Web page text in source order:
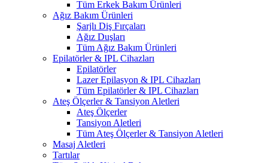
Tüm Erkek Bakım Ürünleri
Ağız Bakım Ürünleri
Şarjlı Diş Fırçaları
Ağız Duşları
Tüm Ağız Bakım Ürünleri
Epilatörler & IPL Cihazları
Epilatörler
Lazer Epilasyon & IPL Cihazları
Tüm Epilatörler & IPL Cihazları
Ateş Ölçerler & Tansiyon Aletleri
Ateş Ölçerler
Tansiyon Aletleri
Tüm Ateş Ölçerler & Tansiyon Aletleri
Masaj Aletleri
Tartılar